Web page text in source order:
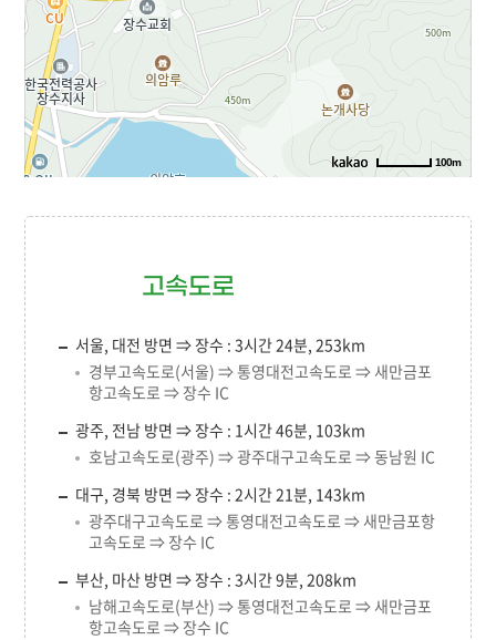
100m
고속도로
서울, 대전 방면 ⇒ 장수 : 3시간 24분, 253km
경부고속도로(서울) ⇒ 통영대전고속도로 ⇒ 새만금포
항고속도로 ⇒ 장수 IC
광주, 전남 방면 ⇒ 장수 : 1시간 46분, 103km
호남고속도로(광주) ⇒ 광주대구고속도로 ⇒ 동남원 IC
대구, 경북 방면 ⇒ 장수 : 2시간 21분, 143km
광주대구고속도로 ⇒ 통영대전고속도로 ⇒ 새만금포항
고속도로 ⇒ 장수 IC
부산, 마산 방면 ⇒ 장수 : 3시간 9분, 208km
남해고속도로(부산) ⇒ 통영대전고속도로 ⇒ 새만금포
항고속도로 ⇒ 장수 IC